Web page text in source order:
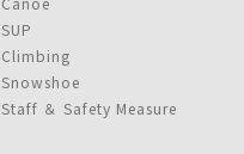
SUP
Climbing
Snowshoe
Staff ＆ Safety Measure